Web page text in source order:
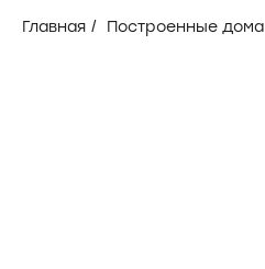
Главная / Построенные дома